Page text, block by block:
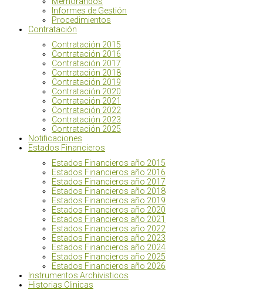
Informes de Gestión
Procedimientos
Contratación
Contratación 2015
Contratación 2016
Contratación 2017
Contratación 2018
Contratación 2019
Contratación 2020
Contratación 2021
Contratación 2022
Contratación 2023
Contratación 2025
Notificaciones
Estados Financieros
Estados Financieros año 2015
Estados Financieros año 2016
Estados Financieros año 2017
Estados Financieros año 2018
Estados Financieros año 2019
Estados Financieros año 2020
Estados Financieros año 2021
Estados Financieros año 2022
Estados Financieros año 2023
Estados Financieros año 2024
Estados Financieros año 2025
Estados Financieros año 2026
Instrumentos Archivisticos
Historias Clinicas